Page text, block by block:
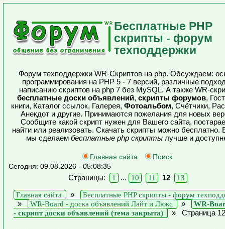
Бесплатные PHP
скрипты - форум
техподдержки
Форум техподдержки WR-Скриптов на php. Обсуждаем:
программирования на PHP 5 - 7 версий, различные
написанию скриптов на php 7 без MySQL. А также WR-
бесплатные доски объявлений, скрипты форумов,
книги, Каталог ссылок, Галерея, Фотоальбом, Счётчики,
Анекдот и другие. Принимаются пожелания для новых
Сообщите какой скрипт нужен для Вашего сайта,
найти или реализовать. Скачать скрипты можно бесплатно.
мы сделаем бесплатные php скриптылучше и
Главная сайта
Поиск
Сегодня: 09.08.2026 - 05:08:35
Страницы: 1 ... 10 11 12 13
Главная сайта » Бесплатные PHP скрипты - форум
» WR-Board - доска объявлений Лайт и Люкс »
WR-
- скрипт доски объявлений (тема закрыта)
» Страница 12